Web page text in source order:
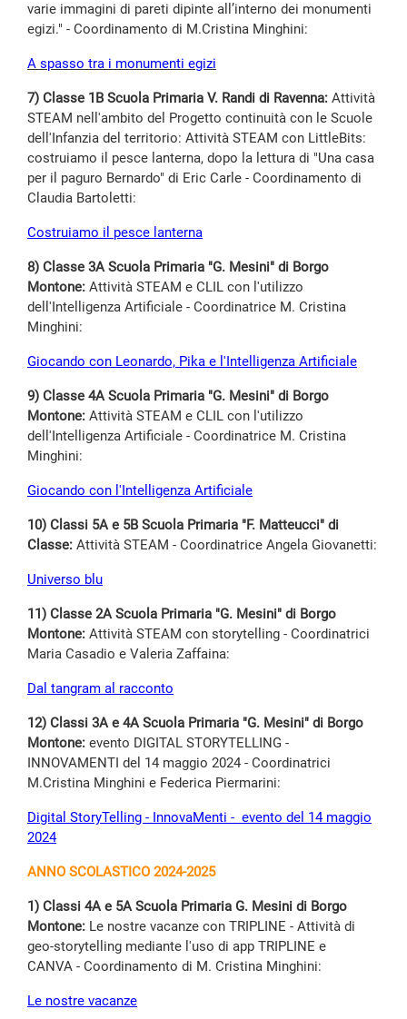
varie immagini di pareti dipinte all’interno dei monumenti
egizi." - Coordinamento di M.Cristina Minghini:
A spasso tra i monumenti egizi
7) Classe 1B Scuola Primaria V. Randi di Ravenna: Attività
STEAM nell'ambito del Progetto continuità con le Scuole
dell'Infanzia del territorio: Attività STEAM con LittleBits:
costruiamo il pesce lanterna, dopo la lettura di "Una casa
per il paguro Bernardo" di Eric Carle - Coordinamento di
Claudia Bartoletti:
Costruiamo il pesce lanterna
8) Classe 3A Scuola Primaria "G. Mesini" di Borgo
Montone: Attività STEAM e CLIL con l'utilizzo
dell'Intelligenza Artificiale - Coordinatrice M. Cristina
Minghini:
Giocando con Leonardo, Pika e l'Intelligenza Artificiale
9) Classe 4A Scuola Primaria "G. Mesini" di Borgo
Montone: Attività STEAM e CLIL con l'utilizzo
dell'Intelligenza Artificiale - Coordinatrice M. Cristina
Minghini:
Giocando con l'Intelligenza Artificiale
10) Classi 5A e 5B Scuola Primaria "F. Matteucci" di
Classe: Attività STEAM - Coordinatrice Angela Giovanetti:
Universo blu
11) Classe 2A Scuola Primaria "G. Mesini" di Borgo
Montone: Attività STEAM con storytelling - Coordinatrici
Maria Casadio e Valeria Zaffaina:
Dal tangram al racconto
12) Classi 3A e 4A Scuola Primaria "G. Mesini" di Borgo
Montone: evento DIGITAL STORYTELLING -
INNOVAMENTI del 14 maggio 2024 - Coordinatrici
M.Cristina Minghini e Federica Piermarini:
Digital StoryTelling - InnovaMenti - evento del 14 maggio
2024
ANNO SCOLASTICO 2024-2025
1) Classi 4A e 5A Scuola Primaria G. Mesini di Borgo
Montone: Le nostre vacanze con TRIPLINE - Attività di
geo-storytelling mediante l'uso di app TRIPLINE e
CANVA - Coordinamento di M. Cristina Minghini:
Le nostre vacanze